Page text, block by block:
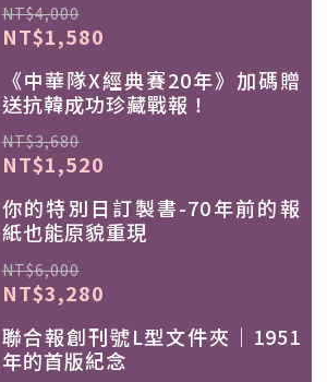
NT$4,000
NT$1,580
《中華隊X經典賽20年》加碼贈
送抗韓成功珍藏戰報！
NT$3,680
NT$1,520
你的特別日訂製書-70年前的報
紙也能原貌重現
NT$6,000
NT$3,280
聯合報創刊號L型文件夾｜1951
年的首版紀念